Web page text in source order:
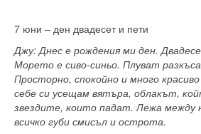
7 юни – ден двадесет и пети
Джу: Днес е рождения ми ден.
Морето е сиво-синьо. Плуват
Просторно, спокойно и много
себе си усещам вятъра, облакът,
звездите, които падат. Лежа между
всичко губи смисъл и острота.